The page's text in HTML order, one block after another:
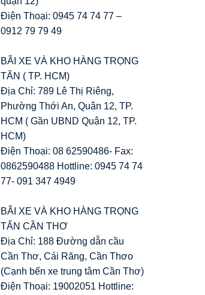
Điện Thoại: 0945 74 74 77 –
0912 79 79 49
BÃI XE VÀ KHO HÀNG TRỌNG
TẤN ( TP. HCM)
Địa Chỉ: 789 Lê Thị Riêng,
Phường Thới An, Quận 12, TP.
HCM ( Gần UBND Quận 12, TP.
HCM)
Điện Thoại: 08 62590486- Fax:
0862590488 Hottline: 0945 74 74
77- 091 347 4949
BÃI XE VÀ KHO HÀNG TRỌNG
TẤN CẦN THƠ
Địa Chỉ: 188 Đường dẫn cầu
Cần Thơ, Cái Răng, Cần Thơo
(Cạnh bến xe trung tâm Cần Thơ)
Điện Thoại: 19002051 Hottline: